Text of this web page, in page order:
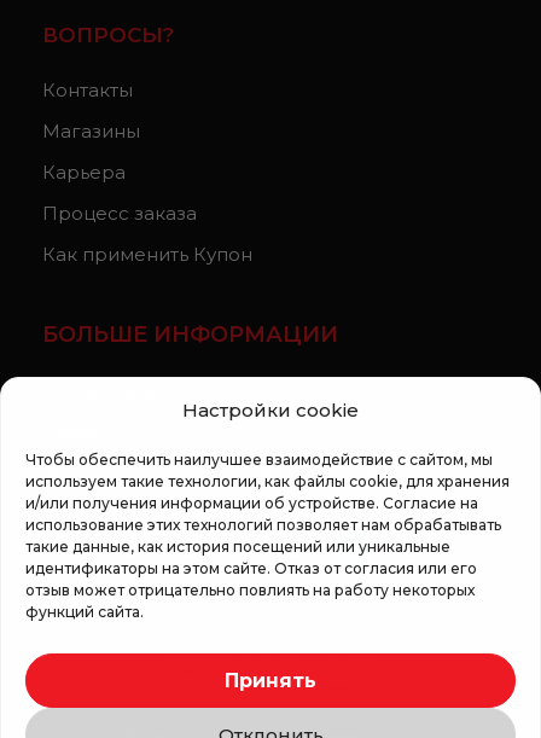
Настройки cookie
Чтобы обеспечить наилучшее взаимодействие с сайтом, мы
используем такие технологии, как файлы cookie, для хранения
и/или получения информации об устройстве. Согласие на
использование этих технологий позволяет нам обрабатывать
такие данные, как история посещений или уникальные
идентификаторы на этом сайте. Отказ от согласия или его
отзыв может отрицательно повлиять на работу некоторых
функций сайта.
Принять
ВОПРОСЫ?
Контакты
Магазины
Карьера
Процесс заказа
Как применить Купон
БОЛЬШЕ ИНФОРМАЦИИ
Регламент кампании «100 zile pana la vis»
Copyright © 2026 Top Shop
Все права защищены.